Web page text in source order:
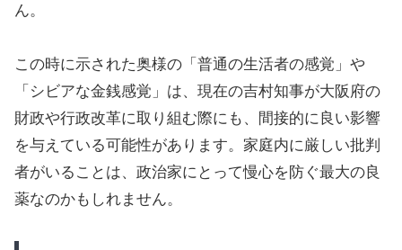
ん。
この時に示された奥様の「普通の生活者の感覚」や
「シビアな金銭感覚」は、現在の吉村知事が大阪府の
財政や行政改革に取り組む際にも、間接的に良い影響
を与えている可能性があります。家庭内に厳しい批判
者がいることは、政治家にとって慢心を防ぐ最大の良
薬なのかもしれません。